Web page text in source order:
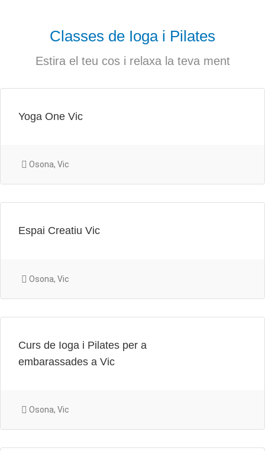
Classes de Ioga i Pilates
Estira el teu cos i relaxa la teva ment
Yoga One Vic
Osona, Vic
Espai Creatiu Vic
Osona, Vic
Curs de Ioga i Pilates per a
embarassades a Vic
Osona, Vic